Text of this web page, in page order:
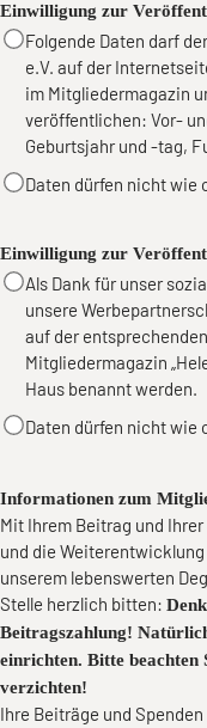
Einwilligung zur
Folgende Daten darf
e.V. auf der
im Mitgliedermagazin
veröffentlichen: Vor-
Geburtsjahr und -tag,
Daten dürfen nicht wie
Einwilligung zur
Als Dank für unser
unsere
auf der
Mitgliedermagazin
Haus benannt werden.
Daten dürfen nicht wie
Informationen zum
Mit Ihrem Beitrag und
und die
unserem lebenswerten
Stelle herzlich bitten:
Beitragszahlung!
einrichten. Bitte
verzichten!
Ihre Beiträge und